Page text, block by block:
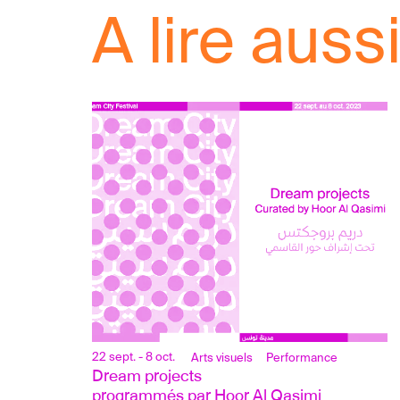
A lire
22 sept. - 8 oct. Arts visuels Performance
Dream projects
programmés par Hoor Al Qasimi